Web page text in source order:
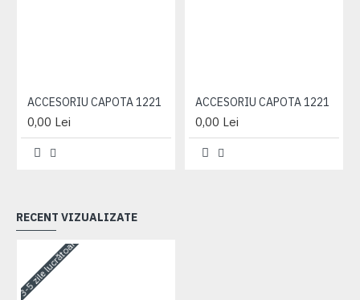
ACCESORIU CAPOTA 1221
0,00 Lei
ACCESORIU CAPOTA 1221
0,00 Lei
RECENT VIZUALIZATE
3-5 zile lucrătoare